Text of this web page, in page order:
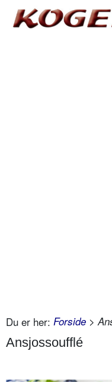
Du er her: Forside >
Ansjossoufflé